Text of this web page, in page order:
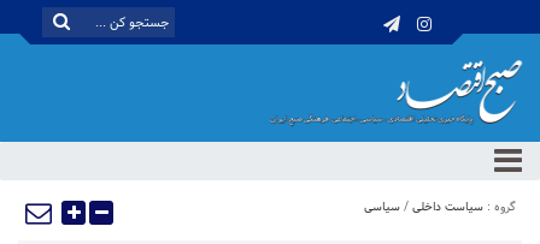
گروه : سیاست داخلی/سیاسی